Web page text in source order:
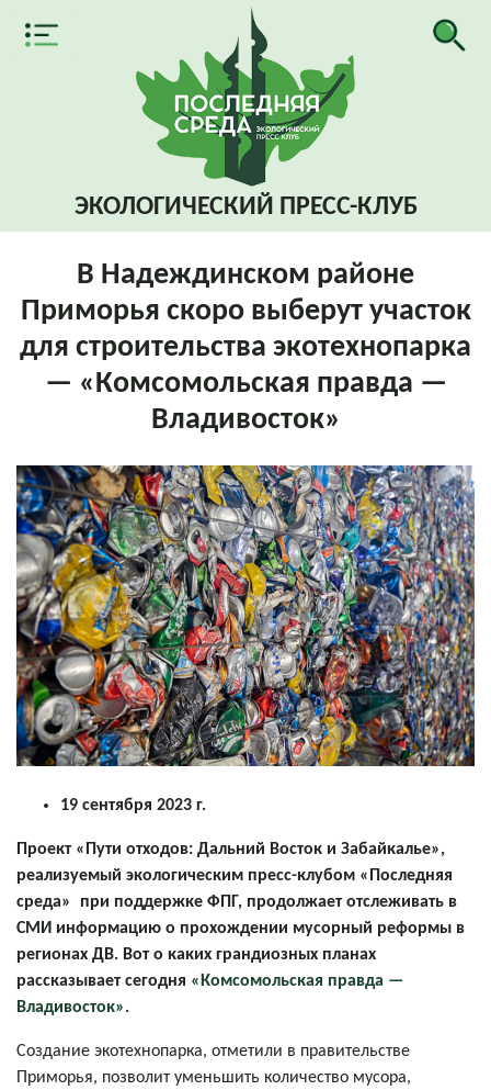
ЭКОЛОГИЧЕСКИЙ ПРЕСС-КЛУБ
В Надеждинском районе
Приморья скоро выберут участок
для строительства экотехнопарка
— «Комсомольская правда —
Владивосток»
19 сентября 2023 г.
Проект «Пути отходов: Дальний Восток и Забайкалье»,
реализуемый экологическим пресс-клубом «Последняя
среда» при поддержке ФПГ, продолжает отслеживать в
СМИ информацию о прохождении мусорный реформы в
регионах ДВ. Вот о каких грандиозных планах
рассказывает сегодня «Комсомольская правда —
Владивосток».
Создание экотехнопарка, отметили в правительстве
Приморья, позволит уменьшить количество мусора,